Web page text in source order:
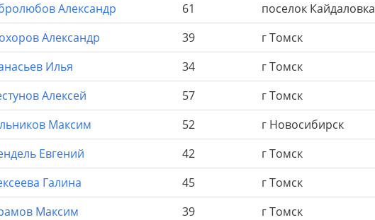
Александр 61 поселок Кайдаловка
Александр 39 г Томск
Илья 34 г Томск
Алексей 57 г Томск
Максим 52 г Новосибирск
Евгений 42 г Томск
Галина 45 г Томск
Максим 39 г Томск